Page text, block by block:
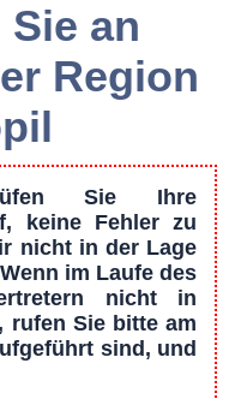
an
Region
Sie Ihre
keine Fehler zu
nicht in der Lage
im Laufe des
nicht in
rufen Sie bitte am
sind, und